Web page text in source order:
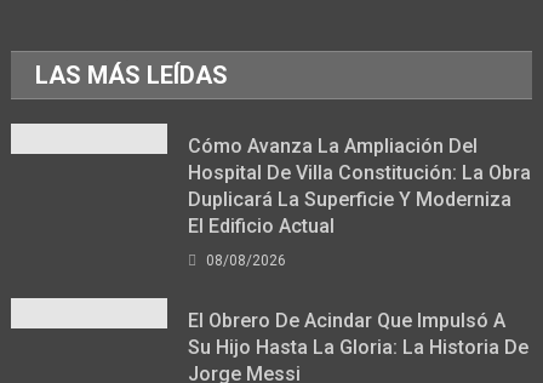
LAS MÁS LEÍDAS
Cómo Avanza La Ampliación Del
Hospital De Villa Constitución: La Obra
Duplicará La Superficie Y Moderniza
El Edificio Actual
08/08/2026
El Obrero De Acindar Que Impulsó A
Su Hijo Hasta La Gloria: La Historia De
Jorge Messi